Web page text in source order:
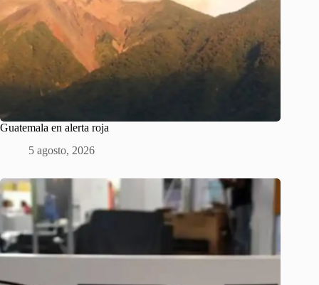
Guatemala en alerta roja
5 agosto, 2026